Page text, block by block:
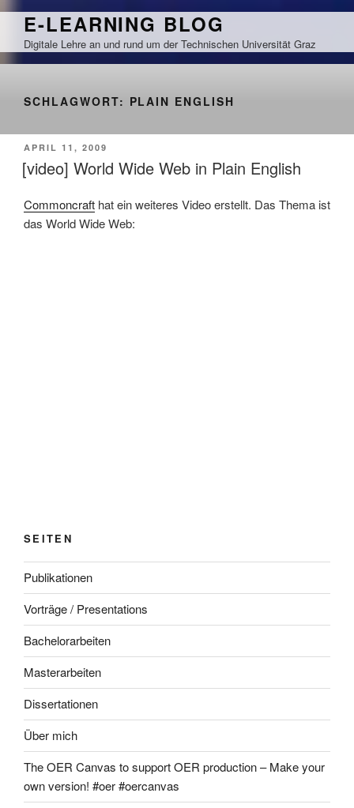
Zum
springen
E-LEARNING BLOG
Digitale Lehre an und rund um der Technischen Universität Graz
SCHLAGWORT: PLAIN ENGLISH
VERÖFFENTLICHT
AM
APRIL 11, 2009
[video] World Wide Web in Plain English
Commoncraft hat ein weiteres Video erstellt. Das Thema ist
das World Wide Web:
SEITEN
Publikationen
Vorträge / Presentations
Bachelorarbeiten
Masterarbeiten
Dissertationen
Über mich
The OER Canvas to support OER production – Make your
own version! #oer #oercanvas